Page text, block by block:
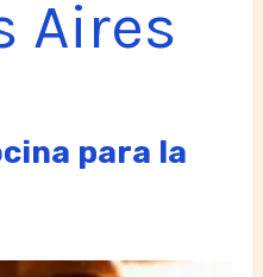
Aires
para la